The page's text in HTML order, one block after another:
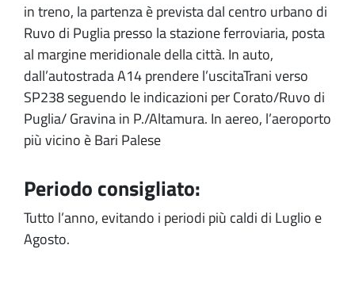
in treno, la partenza è prevista dal centro urbano di
Ruvo di Puglia presso la stazione ferroviaria, posta
al margine meridionale della città. In auto,
dall’autostrada A14 prendere l’uscitaTrani verso
SP238 seguendo le indicazioni per Corato/Ruvo di
Puglia/ Gravina in P./Altamura. In aereo, l’aeroporto
più vicino è Bari Palese
Periodo consigliato:
Tutto l’anno, evitando i periodi più caldi di Luglio e
Agosto.